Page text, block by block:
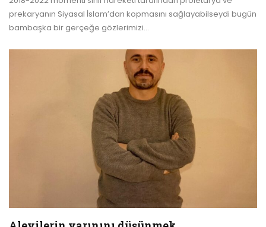
prekaryanın Siyasal İslam’dan kopmasını sağlayabilseydi bugün
bambaşka bir gerçeğe gözlerimizi…